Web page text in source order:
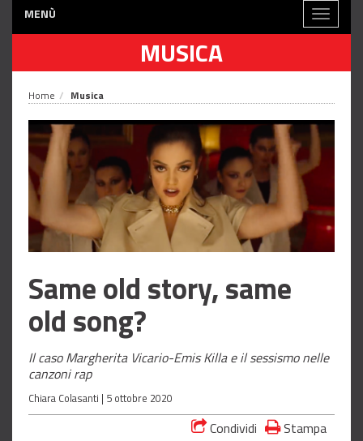
MENÙ
Toggle
MUSICA
Home Musica
Same old story, same
old song?
Il caso Margherita Vicario-Emis Killa e il sessismo nelle
canzoni rap
Chiara Colasanti | 5 ottobre 2020
Condividi
Stampa